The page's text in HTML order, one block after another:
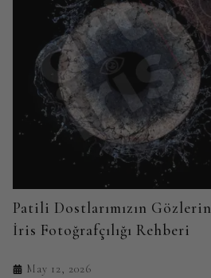
Patili Dostlarımızın
İris Fotoğrafçılığı Rehberi
May 12, 2026